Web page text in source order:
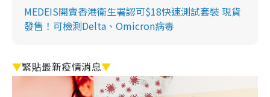
MEDEIS開賣香港衛生署認可$18快速測試套裝 現貨
發售！可檢測Delta、Omicron病毒
▼緊貼最新疫情消息▼